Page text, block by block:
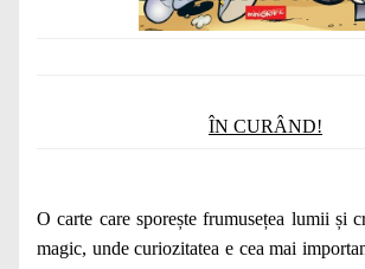
ÎN CURÂND!
O carte care sporește frumusețea lumii și
magic, unde curiozitatea e cea mai